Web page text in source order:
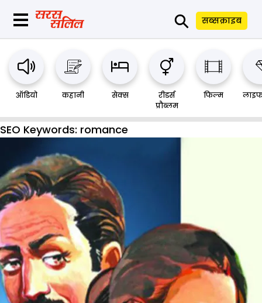
⚲ सब्सक्राइब
ऑडियो कहानी सेक्स
रीडर्स
प्रौब्लम
फिल्म
SEO Keywords: romance